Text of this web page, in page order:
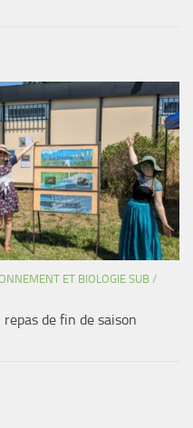
ET BIOLOGIE SUB/
repas de fin de saison